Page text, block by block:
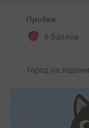
Пробки
6 баллов
Город на ладони